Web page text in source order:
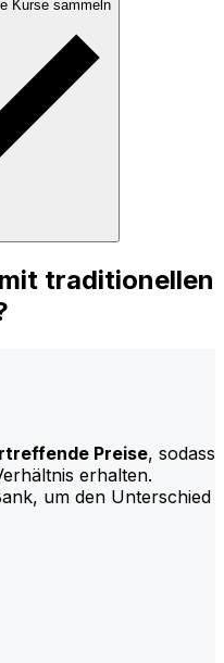
Kurse sammeln
traditionellen
Preise, sodass
erhalten.
um den Unterschied